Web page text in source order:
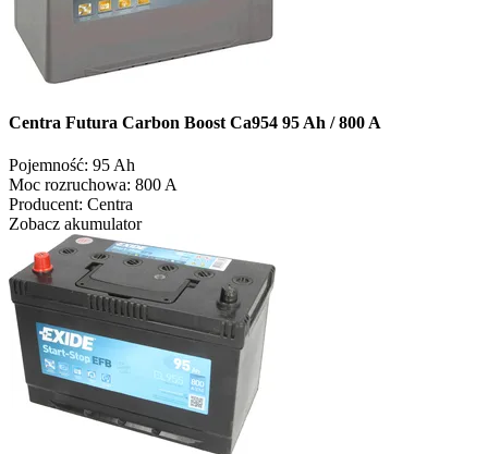
Centra Futura Carbon Boost Ca954 95 Ah / 800 A
Pojemność: 95 Ah
Moc rozruchowa: 800 A
Producent: Centra
Zobacz akumulator